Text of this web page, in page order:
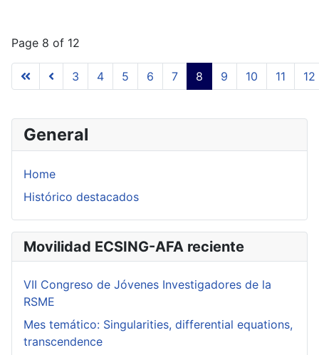
General
Home
Histórico destacados
Movilidad ECSING-AFA reciente
VII Congreso de Jóvenes Investigadores de la
RSME
Mes temático: Singularities, differential equations,
transcendence
Page 8 of 12
3 4 5 6 7 8 9 10 11 12